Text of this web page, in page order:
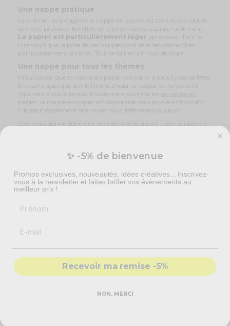
Une nappe pratique
Le premier avantage de la nappe en papier est sans aucun doute
son côté pratique. En effet, ce type de nappe s’utilise facilement.
Le papier est particulièrement léger après tout. Tant le
transport que la pose de ces nappes vont être des démarches
particulièrement simples. Tout se fait en un tour de main.
Une nappe pour tous les thèmes
Il faut savoir que la nappe en papier convient à tous types de fêtes.
En outre, quel que soit le thème choisi, la nappe va forcément
répondre à vos attentes. Exactement comme les
serviettes en
papier
, la nappe en papier est disponible sous plusieurs formats.
Elle peut également se trouver sous différentes couleurs.
Cela vous donne donc une grande marge quant à son utilisation.
répondre à vos besoins.
personnalisable. Cela veut dire que vous pouvez personnaliser la
nappe à souhait selon vos envies. Ce qui est une formidable
nouvelle pour ceux qui sont pointilleux sur les détails. Accorder la
qui veut dire qu’après usage, la nappe va se dégrader
soucieux de la nature. Avec la nappe en papier, ce problème ne se
donc être un coup de pouce pour l’environnement, mais surtout
✨ -5% de bienvenue
Promos exclusives, nouveautés, idées créatives... Inscrivez-
vous à la newsletter et faites briller vos évènements au
meilleur prix !
Prénom
Recevoir ma remise -5%
NON, MERCI